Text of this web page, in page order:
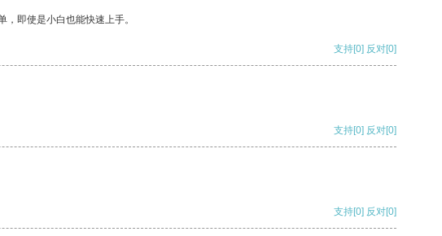
即使是小白也能快速上手。
支持[0] 反对[0]
支持[0] 反对[0]
支持[0] 反对[0]